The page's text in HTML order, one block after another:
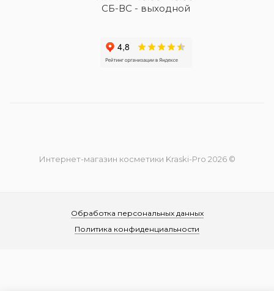
СБ-ВС - выходной
Интернет-магазин косметики Kraski-Pro 2026 ©
Обработка персональных данных
Политика конфиденциальности